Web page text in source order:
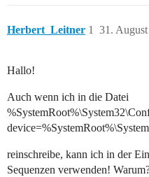
Herbert_Leitner 31.
1
Hallo!
Auch wenn ich in die Datei
reinschreibe, kann ich in der
Sequenzen verwenden!